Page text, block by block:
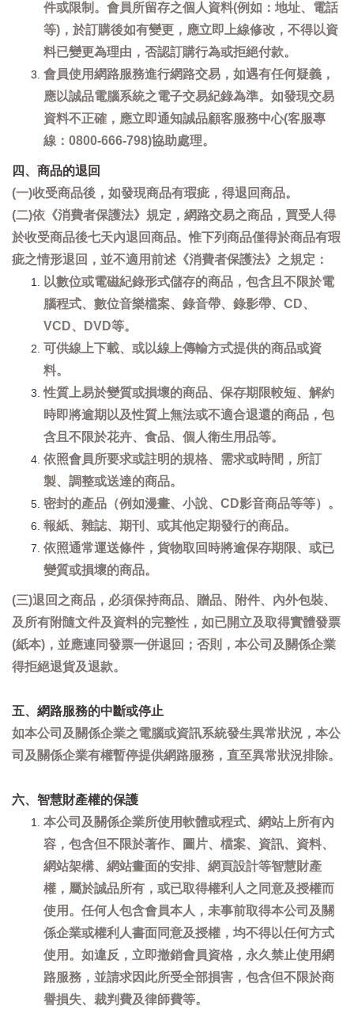
件或限制。會員所留存之個人資料(例如：地址、電話
等)，於訂購後如有變更，應立即上線修改，不得以資
料已變更為理由，否認訂購行為或拒絕付款。
會員使用網路服務進行網路交易，如遇有任何疑義，
應以誠品電腦系統之電子交易紀錄為準。如發現交易
資料不正確，應立即通知誠品顧客服務中心(客服專
線：0800-666-798)協助處理。
四、商品的退回
(一)收受商品後，如發現商品有瑕疵，得退回商品。
(二)依《消費者保護法》規定，網路交易之商品，買受人得
於收受商品後七天內退回商品。惟下列商品僅得於商品有瑕
疵之情形退回，並不適用前述《消費者保護法》之規定：
以數位或電磁紀錄形式儲存的商品，包含且不限於電
腦程式、數位音樂檔案、錄音帶、錄影帶、CD、
VCD、DVD等。
可供線上下載、或以線上傳輸方式提供的商品或資
料。
性質上易於變質或損壞的商品、保存期限較短、解約
時即將逾期以及性質上無法或不適合退還的商品，包
含且不限於花卉、食品、個人衛生用品等。
依照會員所要求或註明的規格、需求或時間，所訂
製、調整或送達的商品。
密封的產品（例如漫畫、小說、CD影音商品等等）。
報紙、雜誌、期刊、或其他定期發行的商品。
依照通常運送條件，貨物取回時將逾保存期限、或已
變質或損壞的商品。
(三)退回之商品，必須保持商品、贈品、附件、內外包裝、
及所有附隨文件及資料的完整性，如已開立及取得實體發票
(紙本)，並應連同發票一併退回；否則，本公司及關係企業
得拒絕退貨及退款。
五、網路服務的中斷或停止
如本公司及關係企業之電腦或資訊系統發生異常狀況，本公
司及關係企業有權暫停提供網路服務，直至異常狀況排除。
六、智慧財產權的保護
本公司及關係企業所使用軟體或程式、網站上所有內
容，包含但不限於著作、圖片、檔案、資訊、資料、
網站架構、網站畫面的安排、網頁設計等智慧財產
權，屬於誠品所有，或已取得權利人之同意及授權而
使用。任何人包含會員本人，未事前取得本公司及關
係企業或權利人書面同意及授權，均不得以任何方式
使用。如違反，立即撤銷會員資格，永久禁止使用網
路服務，並請求因此所受全部損害，包含但不限於商
譽損失、裁判費及律師費等。